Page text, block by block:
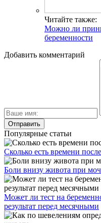
Читайте также:
Можно ли
беременности
Добавить комментарий
Популярные статьи
Сколько есть времени
Боли внизу живота при
Может ли тест на
результат перед месячными